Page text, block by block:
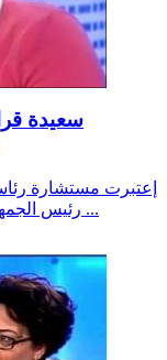
سعيدة
رئيس الجمهورية الباجي قايد السبسي، والّذي قال فيه أنه ...